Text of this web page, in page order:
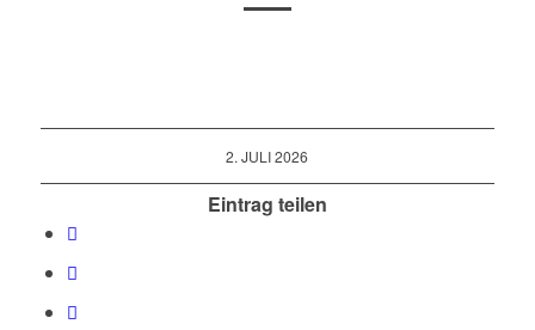
2. JULI 2026
Eintrag teilen